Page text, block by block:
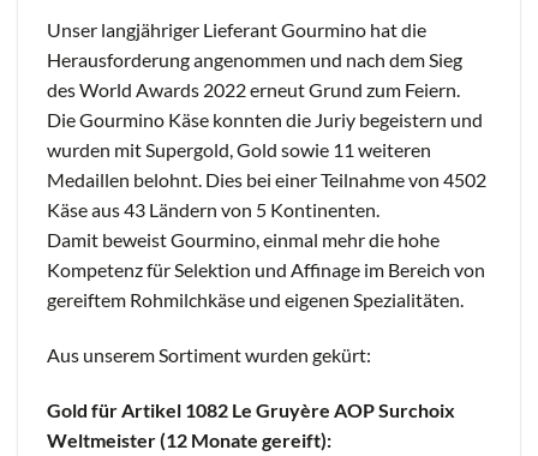
Unser langjähriger Lieferant Gourmino hat die
Herausforderung angenommen und nach dem Sieg
des World Awards 2022 erneut Grund zum Feiern.
Die Gourmino Käse konnten die Juriy begeistern und
wurden mit Supergold, Gold sowie 11 weiteren
Medaillen belohnt. Dies bei einer Teilnahme von 4502
Käse aus 43 Ländern von 5 Kontinenten.
Damit beweist Gourmino, einmal mehr die hohe
Kompetenz für Selektion und Affinage im Bereich von
gereiftem Rohmilchkäse und eigenen Spezialitäten.
Aus unserem Sortiment wurden gekürt:
Gold für Artikel 1082 Le Gruyère AOP Surchoix
Weltmeister (12 Monate gereift):